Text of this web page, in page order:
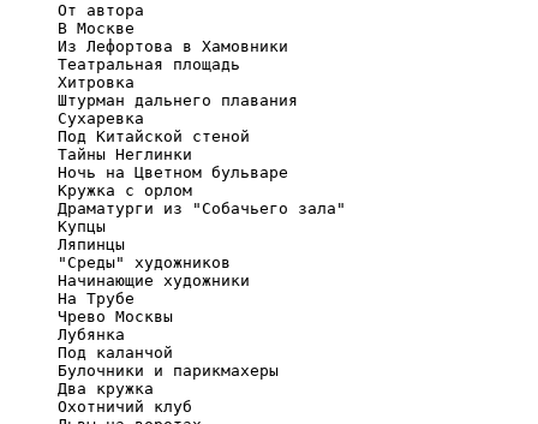
     От автора
     В Москве
     Из Лефортова в Хамовники
     Театральная площадь
     Хитровка
     Штурман дальнего плавания
     Сухаревка
     Под Китайской стеной
     Тайны Неглинки
     Ночь на Цветном бульваре
     Кружка с орлом
     Драматурги из "Собачьего зала"
     Купцы
     Ляпинцы
     "Среды" художников
     Начинающие художники
     На Трубе
     Чрево Москвы
     Лубянка
     Под каланчой
     Булочники и парикмахеры
     Два кружка
     Охотничий клуб